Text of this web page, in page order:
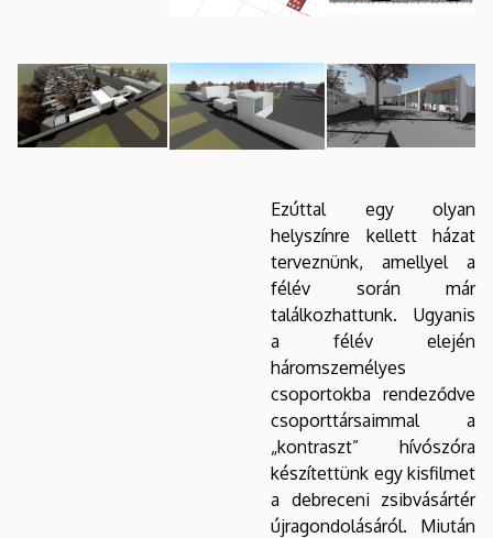
Ezúttal egy olyan
helyszínre kellett házat
terveznünk, amellyel a
félév során már
találkozhattunk. Ugyanis
a félév elején
háromszemélyes
csoportokba rendeződve
csoporttársaimmal a
„kontraszt” hívószóra
készítettünk egy kisfilmet
a debreceni zsibvásártér
újragondolásáról. Miután